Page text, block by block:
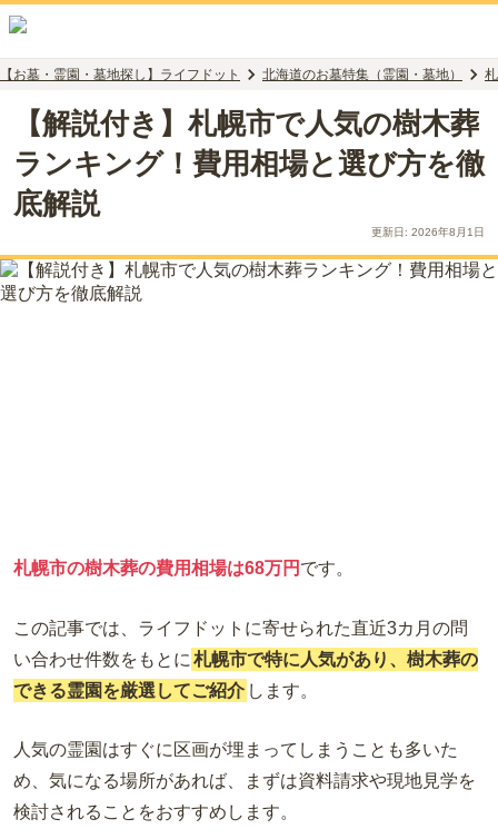
【お墓・霊園・墓地探し】ライフドット 北海道のお墓特集（霊園・墓地）
【解説付き】札幌市で人気の樹木葬
ランキング！費用相場と選び方を徹
底解説
更新日: 2026年8月1日
札幌市の樹木葬の費用相場は68万円 です。
この記事では、 ライフドットに寄せられた直近3カ月の問
い合わせ件数をもとに 札幌市で特に人気があり、樹木葬の
できる霊園を厳選してご紹介 します。
人気の霊園はすぐに区画が埋まってしまうことも多いた
め、気になる場所があれば、まずは資料請求や現地見学を
検討されることをおすすめします。